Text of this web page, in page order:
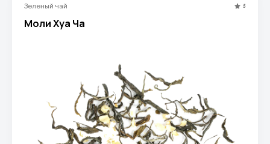
Зеленый чай 5
Моли Хуа Ча